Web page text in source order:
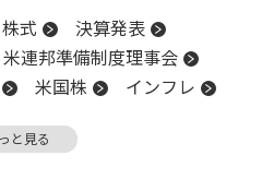
株式
決算発表
米連邦準備制度理事会
米国株
インフレ
利回り
と見る